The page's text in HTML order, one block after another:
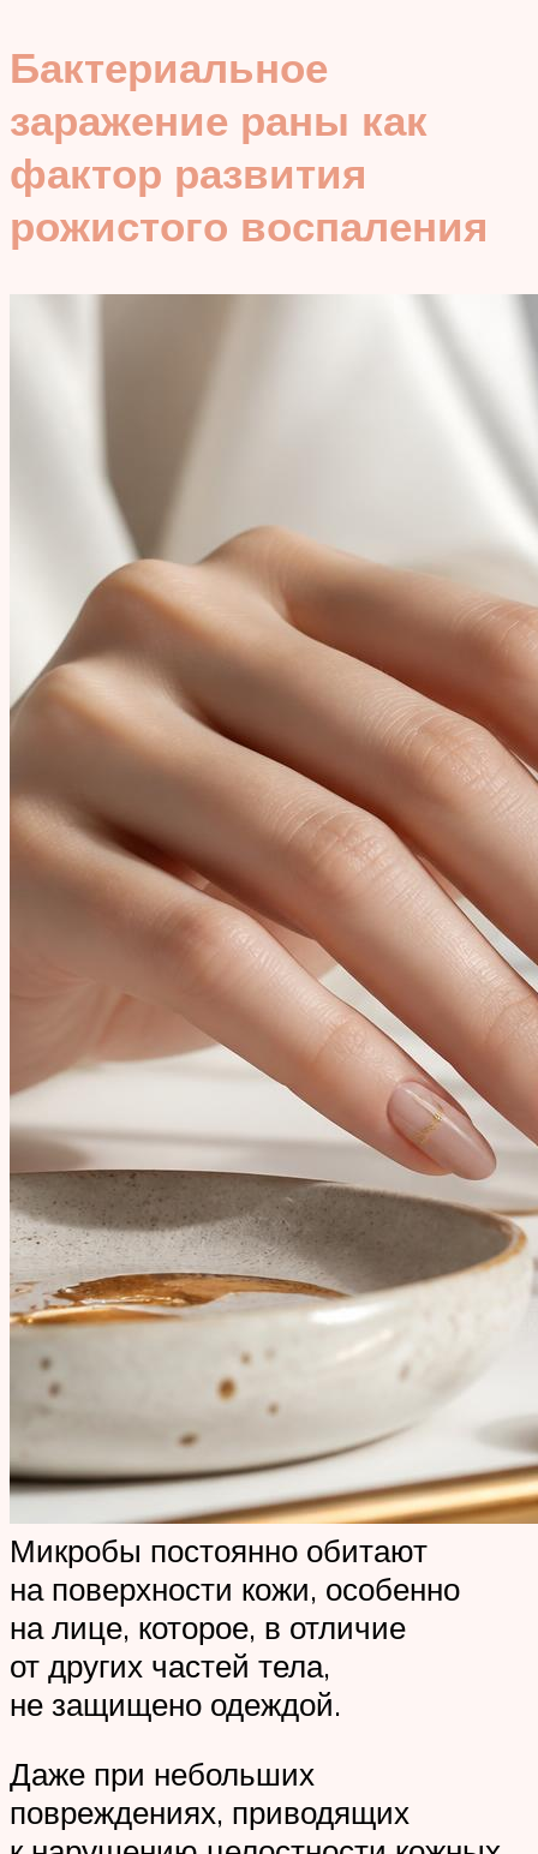
Бактериальное
заражение раны как
фактор развития
рожистого воспаления
Микробы постоянно обитают
на поверхности кожи, особенно
на лице, которое, в отличие
от других частей тела,
не защищено одеждой.
Даже при небольших
повреждениях, приводящих